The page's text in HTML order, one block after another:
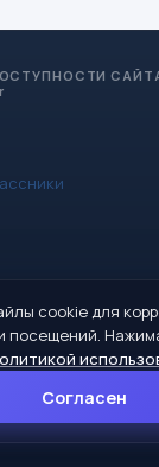
образования
область, г. Сухой
cookie для
посещений.
Согласен